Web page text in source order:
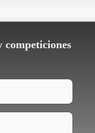
competiciones